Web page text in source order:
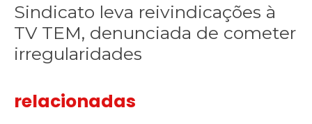
Sindicato leva reivindicações à
TV TEM, denunciada de cometer
irregularidades
relacionadas